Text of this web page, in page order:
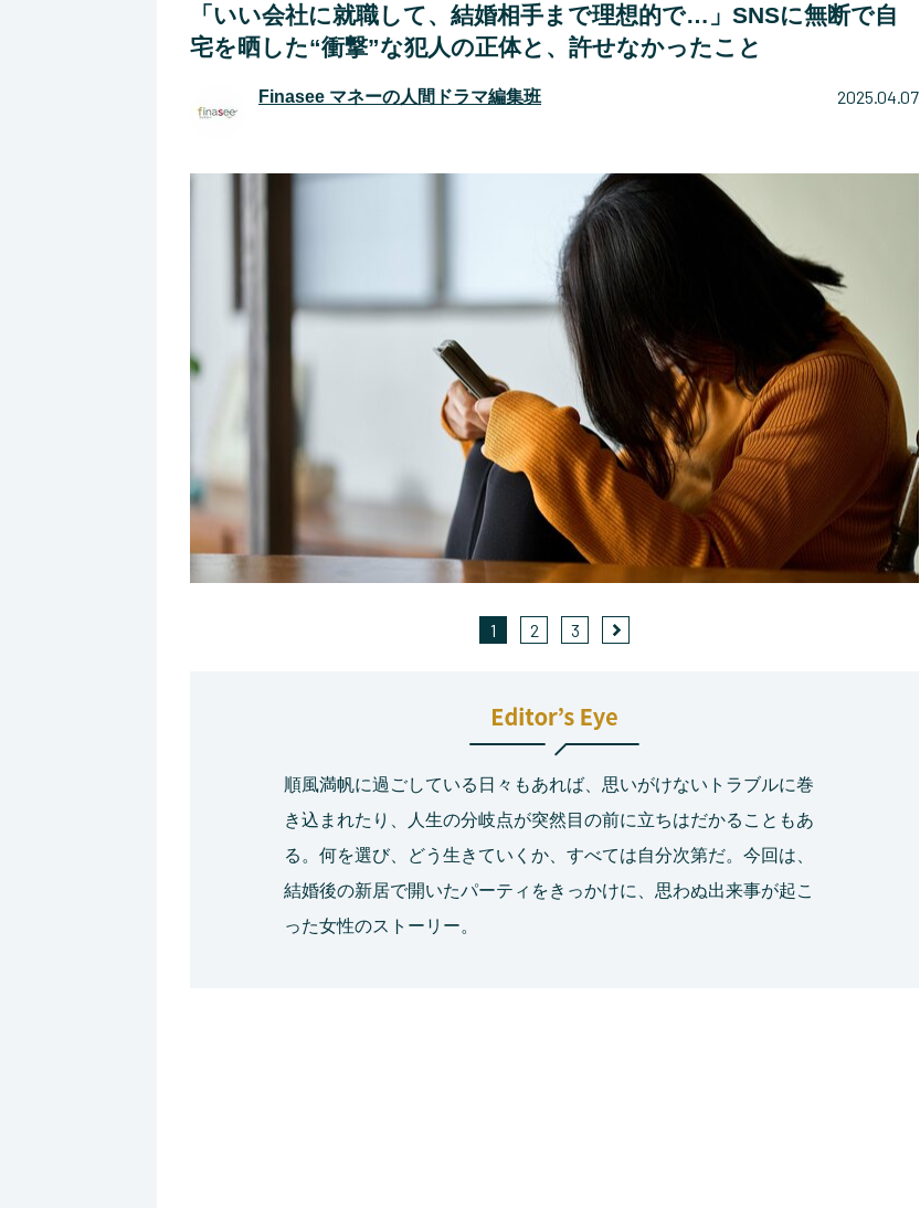
「いい会社に就職して、結婚相手まで理想的で…」SNSに無断で自
宅を晒した“衝撃”な犯人の正体と、許せなかったこと
Finasee マネーの人間ドラマ編集班 2025.04.07
1 2 3
順風満帆に過ごしている日々もあれば、思いがけないトラブルに巻
き込まれたり、人生の分岐点が突然目の前に立ちはだかることもあ
る。何を選び、どう生きていくか、すべては自分次第だ。今回は、
結婚後の新居で開いたパーティをきっかけに、思わぬ出来事が起こ
った女性のストーリー。